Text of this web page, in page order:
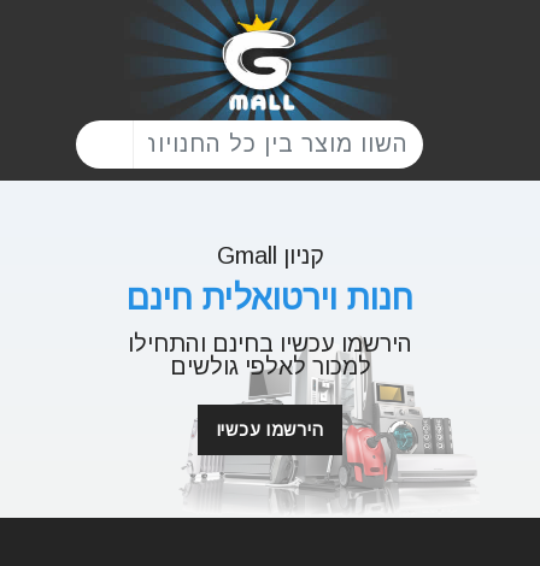
קניון Gmall
חנות וירטואלית חינם
הירשמו עכשיו בחינם והתחילו
למכור לאלפי גולשים
הירשמו עכשיו